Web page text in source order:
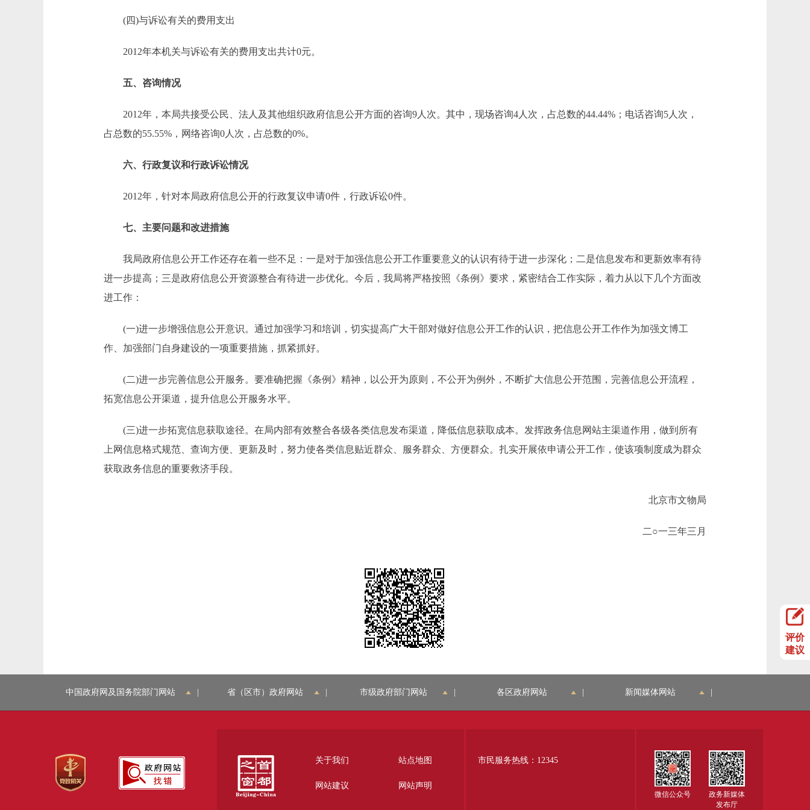
(四)与诉讼有关的费用支出
2012年本机关与诉讼有关的费用支出共计0元。
五、咨询情况
2012年，本局共接受公民、法人及其他组织政府信息公开方面的咨询9人次。其中，现场咨询4人次，占总数的44.44%；电话咨询5人次，
占总数的55.55%，网络咨询0人次，占总数的0%。
六、行政复议和行政诉讼情况
2012年，针对本局政府信息公开的行政复议申请0件，行政诉讼0件。
七、主要问题和改进措施
我局政府信息公开工作还存在着一些不足：一是对于加强信息公开工作重要意义的认识有待于进一步深化；二是信息发布和更新效率有待
进一步提高；三是政府信息公开资源整合有待进一步优化。今后，我局将严格按照《条例》要求，紧密结合工作实际，着力从以下几个方面改
进工作：
(一)进一步增强信息公开意识。通过加强学习和培训，切实提高广大干部对做好信息公开工作的认识，把信息公开工作作为加强文博工
作、加强部门自身建设的一项重要措施，抓紧抓好。
(二)进一步完善信息公开服务。要准确把握《条例》精神，以公开为原则，不公开为例外，不断扩大信息公开范围，完善信息公开流程，
拓宽信息公开渠道，提升信息公开服务水平。
(三)进一步拓宽信息获取途径。在局内部有效整合各级各类信息发布渠道，降低信息获取成本。发挥政务信息网站主渠道作用，做到所有
上网信息格式规范、查询方便、更新及时，努力使各类信息贴近群众、服务群众、方便群众。扎实开展依申请公开工作，使该项制度成为群众
获取政务信息的重要救济手段。
北京市文物局
二○一三年三月
评价
建议
中国政府网及国务院部门网站 省（区市）政府网站 市级政府部门网站 各区政府网站 新闻媒体网站
关于我们 站点地图
网站建议 网站声明
市民服务热线：12345
微信公众号
政务新媒体
发布厅